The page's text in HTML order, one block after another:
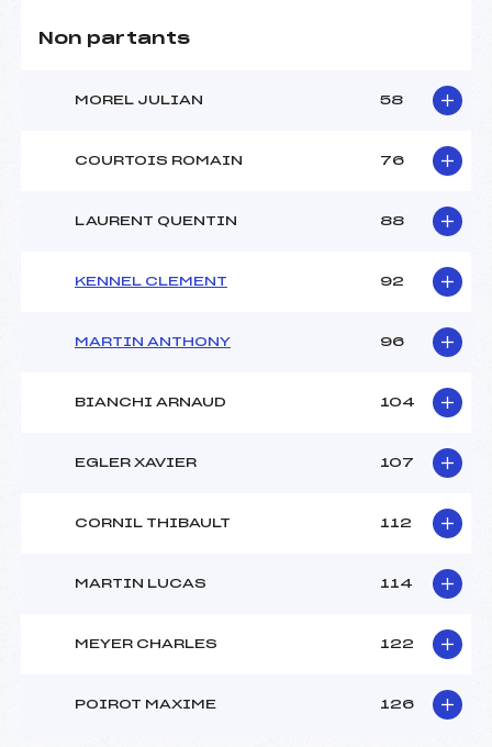
Non partants
MOREL JULIAN 58
COURTOIS ROMAIN 76
LAURENT QUENTIN 88
KENNEL CLEMENT 92
MARTIN ANTHONY 96
BIANCHI ARNAUD 104
EGLER XAVIER 107
CORNIL THIBAULT 112
MARTIN LUCAS 114
MEYER CHARLES 122
POIROT MAXIME 126